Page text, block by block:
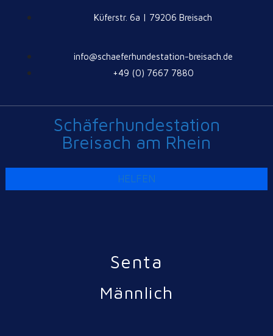
Küferstr. 6a | 79206 Breisach
info@schaeferhundestation-breisach.de
+49 (0) 7667 7880
Schäferhundestation
Breisach am Rhein
HELFEN
Senta
Männlich